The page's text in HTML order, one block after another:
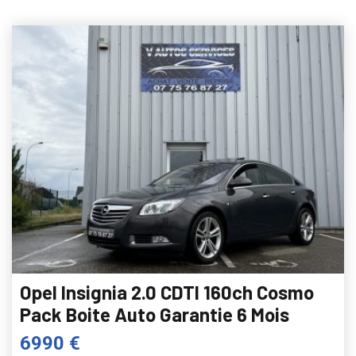
Opel Insignia 2.0 CDTI 160ch Cosmo
Pack Boite Auto Garantie 6 Mois
6990 €